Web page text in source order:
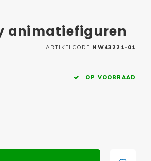
animatiefiguren
ARTIKELCODE NW43221-01
OP VOORRAAD